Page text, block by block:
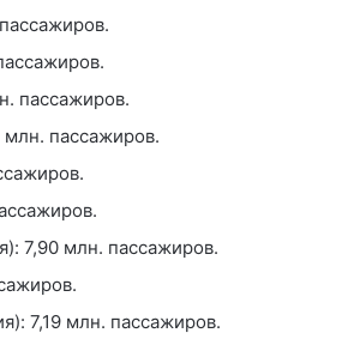
пассажиров.
пассажиров.
7,90 млн. пассажиров.
7,19 млн. пассажиров.